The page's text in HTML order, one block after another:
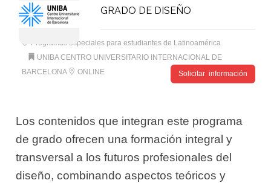
GRADO DE DISEÑO
Programas especiales para estudiantes de Latinoamérica
UNIBA CENTRO UNIVERSITARIO INTERNACIONAL DE
BARCELONA
ONLINE Solicitar información
Los contenidos que integran este programa
de grado ofrecen una formación integral y
transversal a los futuros profesionales del
diseño, combinando aspectos teóricos y